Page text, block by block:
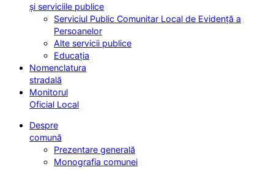
și serviciile publice
Serviciul Public Comunitar Local de Evidență a
Persoanelor
Alte servicii publice
Educația
Nomenclatura
stradală
Monitorul
Oficial Local
Despre
comună
Prezentare generală
Monografia comunei